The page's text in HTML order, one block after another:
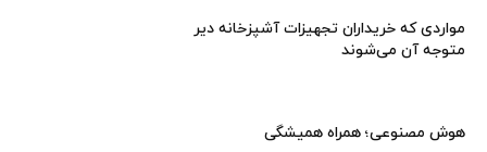
مواردی که خریداران تجهیزات آشپزخانه دیر
متوجه آن می‌شوند
هوش مصنوعی؛ همراه همیشگی